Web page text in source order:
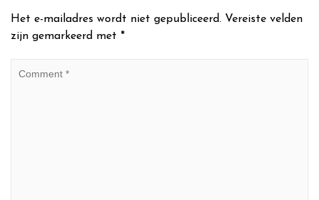
Het e-mailadres wordt niet gepubliceerd. Vereiste velden
zijn gemarkeerd met *